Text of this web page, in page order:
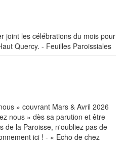
joint les célébrations du mois pour
Quercy. - Feuilles Paroissiales
» couvrant Mars & Avril 2026
nous » dès sa parution et être
de la Paroisse, n'oubliez pas de
ici ! - « Echo de chez